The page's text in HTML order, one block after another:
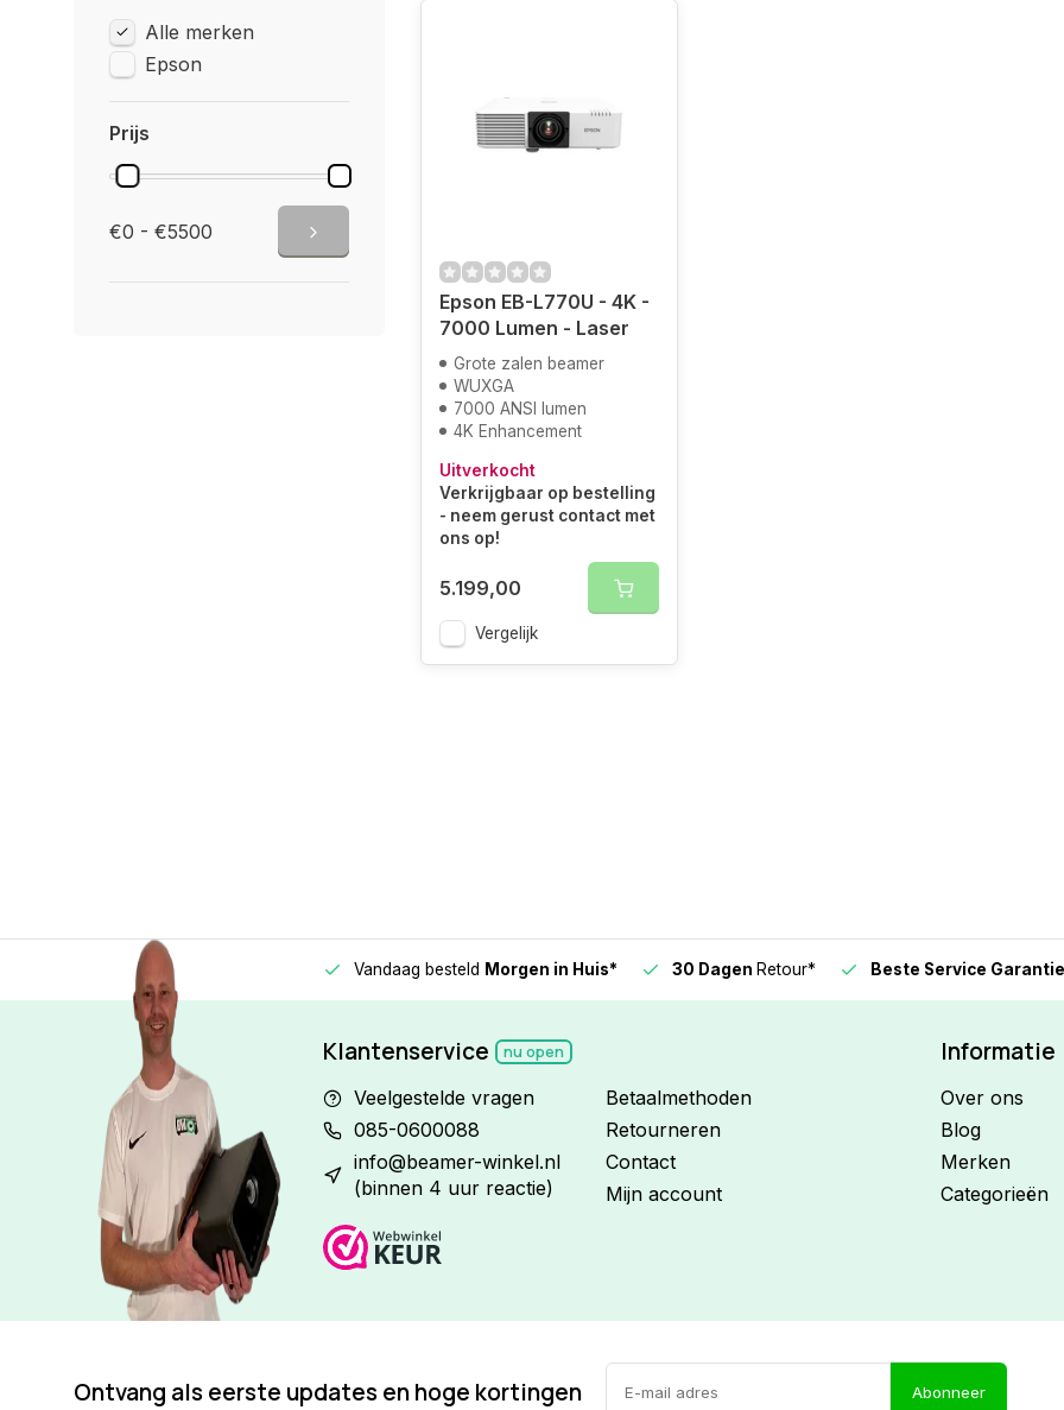
Alle merken
Epson
Prijs
€0 - €5500
Epson EB-L770U - 4K -
7000 Lumen - Laser
Grote zalen beamer
WUXGA
7000 ANSI lumen
4K Enhancement
Uitverkocht
Verkrijgbaar op bestelling
- neem gerust contact met
ons op!
5.199,00
Vergelijk
3 gelijke delen Vandaag besteld Morgen in Huis* 30 Dagen Retour* Beste Service Garantie
Klantenservice nu open
Veelgestelde vragen
085-0600088
info@beamer-winkel.nl
(binnen 4 uur reactie)
Betaalmethoden
Retourneren
Contact
Mijn account
Informatie
Over ons
Blog
Merken
Categorieën
Ontvang als eerste updates en hoge kortingen Abonneer